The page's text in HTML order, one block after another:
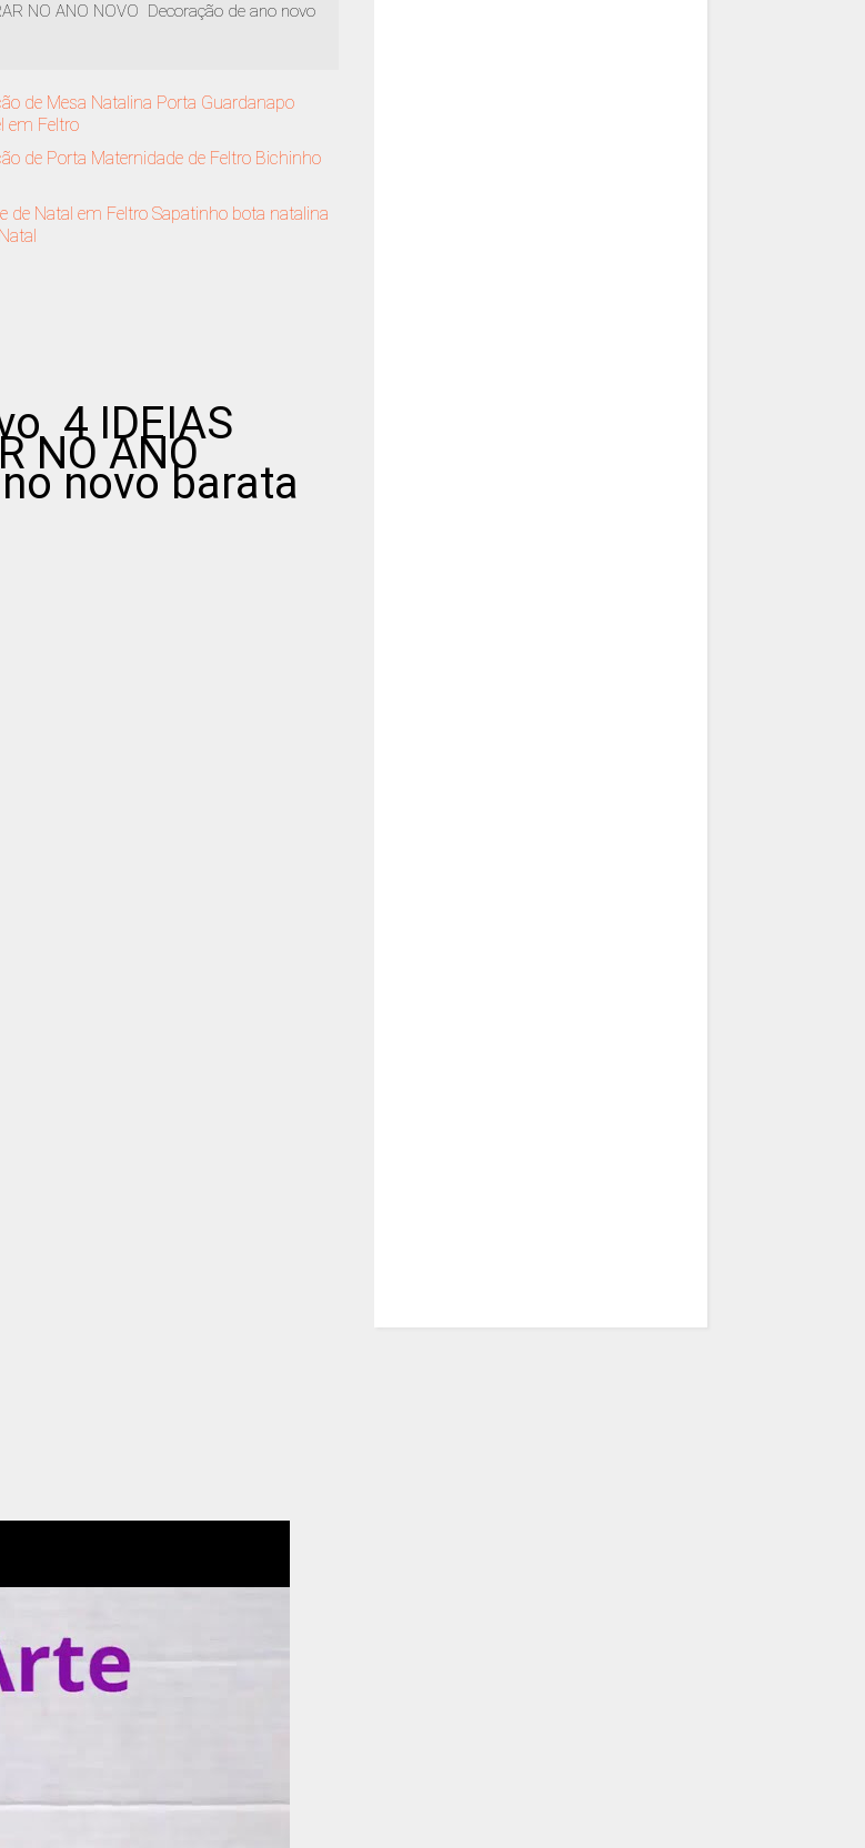
NO ANO NOVO Decoração de ano novo
de Mesa Natalina Porta Guardanapo
em Feltro
de Porta Maternidade de Feltro Bichinho
de Natal em Feltro Sapatinho bota natalina
4 IDEIAS
NO ANO
novo barata